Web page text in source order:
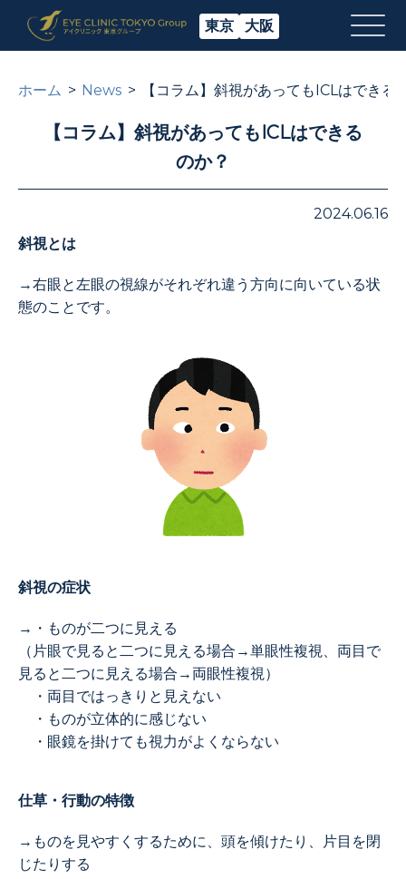
東京 大阪
ホーム News 【コラム】斜視があってもICLはできる
【コラム】斜視があってもICLはできる
のか？
2024.06.16
斜視とは
→右眼と左眼の視線がそれぞれ違う方向に向いている状
態のことです。
斜視の症状
→・ものが二つに見える
（片眼で見ると二つに見える場合→単眼性複視、両目で
見ると二つに見える場合→両眼性複視）
・両目ではっきりと見えない
・ものが立体的に感じない
・眼鏡を掛けても視力がよくならない
仕草・行動の特徴
→ものを見やすくするために、頭を傾けたり、片目を閉
じたりする